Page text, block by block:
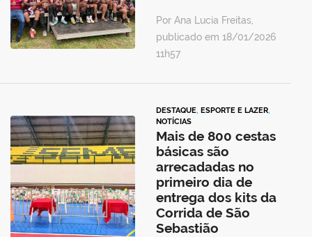
Por Ana Lucia Freitas,
publicado em 18/01/2026
11h57
DESTAQUE, ESPORTE E LAZER,
NOTÍCIAS
Mais de 800 cestas
básicas são
arrecadadas no
primeiro dia de
entrega dos kits da
Corrida de São
Sebastião